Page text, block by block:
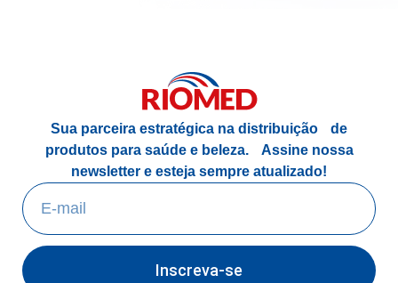
Sua parceira estratégica na distribuição de
produtos para saúde e beleza. Assine nossa
newsletter e esteja sempre atualizado!
Inscreva-se